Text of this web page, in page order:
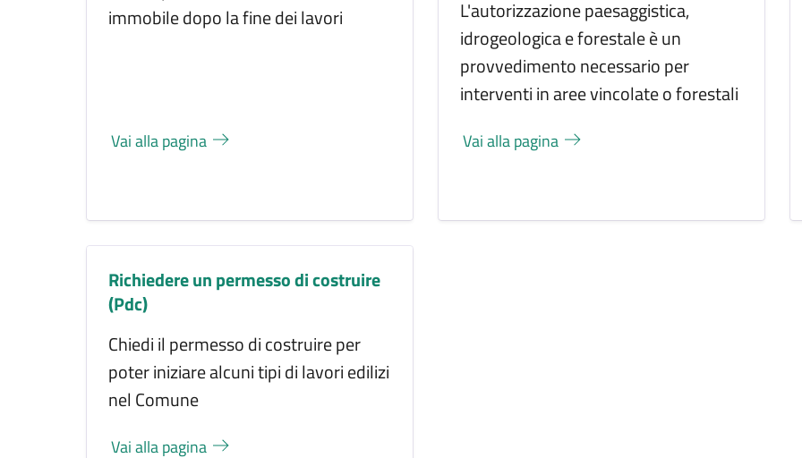
immobile dopo la fine dei lavori
Vai alla pagina
L'autorizzazione paesaggistica,
idrogeologica e forestale è un
provvedimento necessario per
interventi in aree vincolate o forestali
Vai alla pagina
Richiedere un permesso di costruire
(Pdc)
Chiedi il permesso di costruire per
poter iniziare alcuni tipi di lavori edilizi
nel Comune
Vai alla pagina